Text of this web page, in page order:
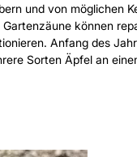
und von
können
Anfang des
Sorten Äpfel an